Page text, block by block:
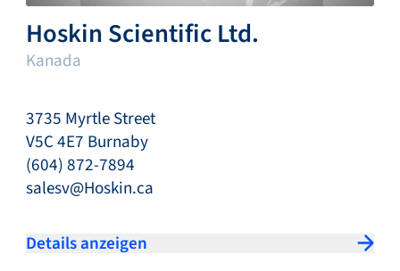
Hoskin Scientific Ltd.
Kanada
3735 Myrtle Street
V5C 4E7 Burnaby
(604) 872-7894
salesv@Hoskin.ca
Details anzeigen